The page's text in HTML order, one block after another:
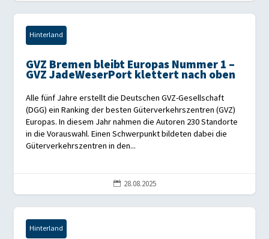
Hinterland
GVZ Bremen bleibt Europas Nummer 1 –
GVZ JadeWeserPort klettert nach oben
Alle fünf Jahre erstellt die Deutschen GVZ-Gesellschaft
(DGG) ein Ranking der besten Güterverkehrszentren (GVZ)
Europas. In diesem Jahr nahmen die Autoren 230 Standorte
in die Vorauswahl. Einen Schwerpunkt bildeten dabei die
Güterverkehrszentren in den...
 28.08.2025
Hinterland